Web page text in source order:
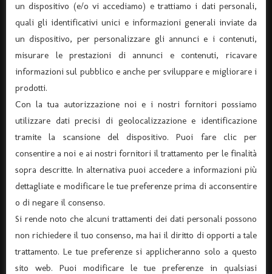
ASSOCIAZIONE “TEATRO DANTE” APS
(Associazione di Promozione Sociale, Iscrizione n°
105174)
Via Verona 8 – 37045 Legnago – (tel. 0442-25544)
C.F. 91015660235 - P.I. 03726920238
Home Teatro Dante
Dove siamo
I servizi
Policy e Privacy
La storia del Teatro Dante
un dispositivo (e/o vi accediamo) e trattiamo i dati personali,
quali gli identificativi unici e informazioni generali inviate da
un dispositivo, per personalizzare gli annunci e i contenuti,
misurare le prestazioni di annunci e contenuti, ricavare
informazioni sul pubblico e anche per sviluppare e migliorare i
prodotti.
Con la tua autorizzazione noi e i nostri fornitori possiamo
utilizzare dati precisi di geolocalizzazione e identificazione
tramite la scansione del dispositivo. Puoi fare clic per
consentire a noi e ai nostri fornitori il trattamento per le finalità
sopra descritte. In alternativa puoi accedere a informazioni più
dettagliate e modificare le tue preferenze prima di acconsentire
o di negare il consenso.
Si rende noto che alcuni trattamenti dei dati personali possono
non richiedere il tuo consenso, ma hai il diritto di opporti a tale
trattamento. Le tue preferenze si applicheranno solo a questo
sito web. Puoi modificare le tue preferenze in qualsiasi